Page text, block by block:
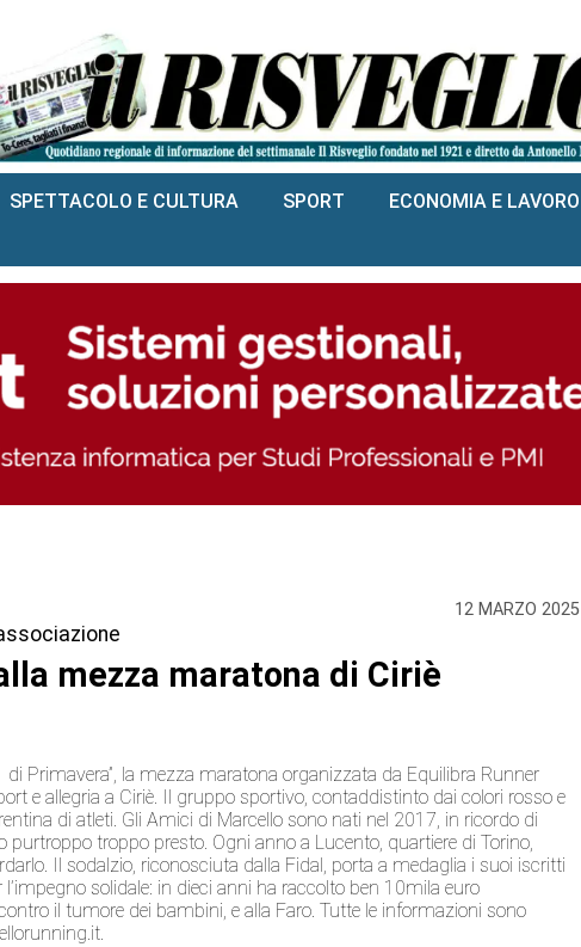
SPETTACOLO E CULTURA SPORT ECONOMIA E LAVORO
12 MARZO 2025
mezza maratona di Ciriè
di Primavera”, la mezza maratona organizzata da Equilibra Runner
e allegria a Ciriè. Il gruppo sportivo, contaddistinto dai colori rosso e
di atleti. Gli Amici di Marcello sono nati nel 2017, in ricordo di
purtroppo troppo presto. Ogni anno a Lucento, quartiere di Torino,
Il sodalzio, riconosciuta dalla Fidal, porta a medaglia i suoi iscritti
solidale: in dieci anni ha raccolto ben 10mila euro
il tumore dei bambini, e alla Faro. Tutte le informazioni sono
.